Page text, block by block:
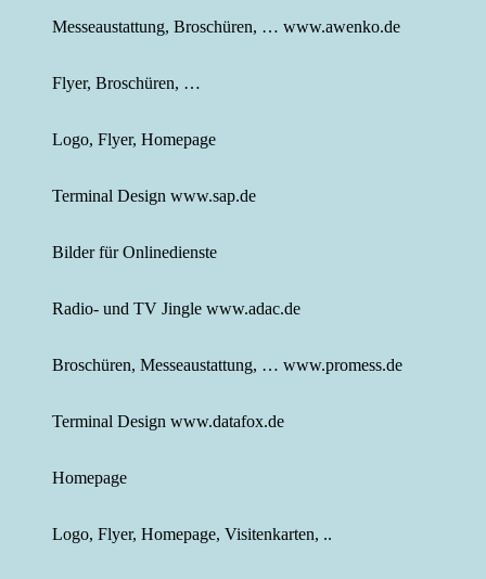
Messeaustattung, Broschüren, … www.awenko.de
Flyer, Broschüren, …
Logo, Flyer, Homepage
Terminal Design www.sap.de
Bilder für Onlinedienste
Radio- und TV Jingle www.adac.de
Broschüren, Messeaustattung, … www.promess.de
Terminal Design www.datafox.de
Homepage
Logo, Flyer, Homepage, Visitenkarten, ..